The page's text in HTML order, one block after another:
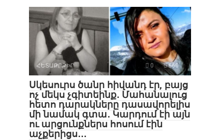
ՀԵՏԱՔՐՔԻՐ 0 660
Սկեսուրս ծանր հիվանդ էր, բայց
ոչ մեկս չգիտեինք․ Մահանալուց
հետո դարակները դասավորելիս
մի նամակ գտա․ Կարդում էի այն
ու արցունքներս հոսում էին
աչքերիցս․․․